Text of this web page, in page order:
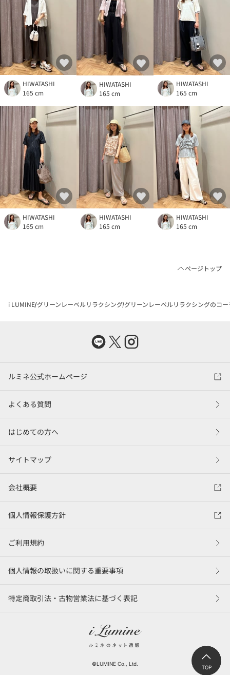
HIWATASHI
165 cm
HIWATASHI
165 cm
HIWATASHI
165 cm
HIWATASHI
165 cm
HIWATASHI
165 cm
HIWATASHI
165 cm
TOP
ページトップ
i LUMINE グリーンレーベルリラクシング グリーンレーベルリラクシングのコ
ルミネ公式ホームページ
よくある質問
はじめての方へ
サイトマップ
会社概要
個人情報保護方針
ご利用規約
個人情報の取扱いに関する重要事項
特定商取引法・古物営業法に基づく表記
©LUMINE Co., Ltd.